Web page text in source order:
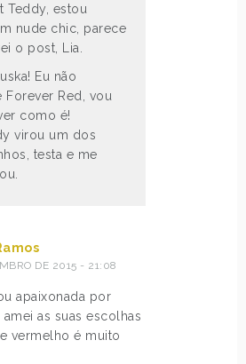
Teddy, estou
nude chic, parece
o post, Lia.
Eu não
Forever Red, vou
como é!
virou um dos
testa e me
DE 2015 - 21:08
apaixonada por
as suas escolhas
vermelho é muito